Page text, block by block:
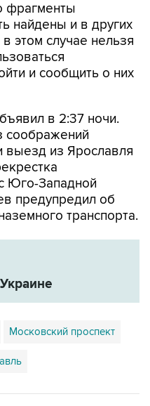
фрагменты
найдены и в других
этом случае нельзя
и сообщить о них
в 2:37 ночи.
соображений
выезд из Ярославля
Юго-Западной
предупредил об
транспорта.
Московский проспект